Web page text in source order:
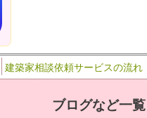
建築家相談依頼サービスの流れ
ブログなど一覧